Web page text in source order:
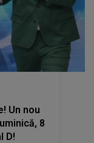
Un nou
8
D!